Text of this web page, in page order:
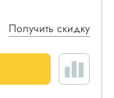
Получить скидку